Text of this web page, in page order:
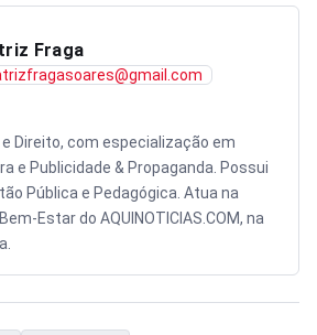
Fraga
Direito, com especialização em
e Publicidade & Propaganda. Possui
Pública e Pedagógica. Atua na
Estar do AQUINOTICIAS.COM, na